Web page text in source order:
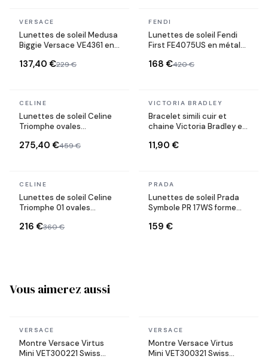
En stock
VERSACE
Lunettes de soleil Medusa
Biggie Versace VE4361 en
137,40 €229 €
En stock
FENDI
Lunettes de soleil Fendi
First FE4075US en métal
168 €420 €
En stock
CELINE
Lunettes de soleil Celine
Triomphe ovales
275,40 €459 €
En stock
VICTORIA BRADLEY
Bracelet simili cuir et
chaine Victoria Bradley en
11,90 €
En stock
CELINE
Lunettes de soleil Celine
Triomphe 01 ovales
216 €360 €
En stock
PRADA
Lunettes de soleil Prada
Symbole PR 17WS forme
159 €
Vous aimerez aussi
En stock
VERSACE
Montre Versace Virtus
Mini VET300221 Swiss
En stock
VERSACE
Montre Versace Virtus
Mini VET300321 Swiss